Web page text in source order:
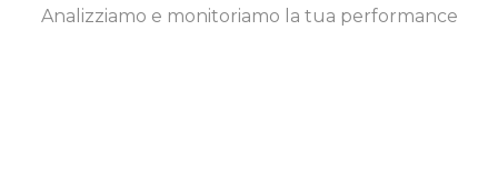
Analizziamo e monitoriamo la tua performance